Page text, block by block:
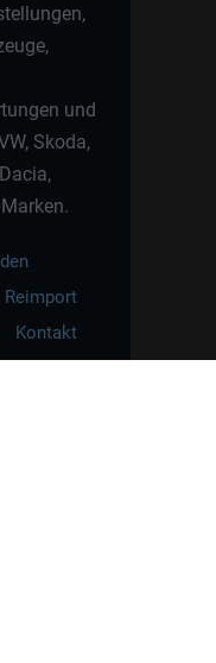
und
Skoda,
Reimport
Kontakt